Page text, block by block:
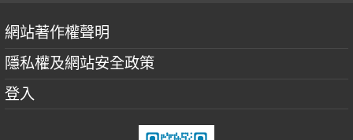
網站著作權聲明
隱私權及網站安全政策
登入